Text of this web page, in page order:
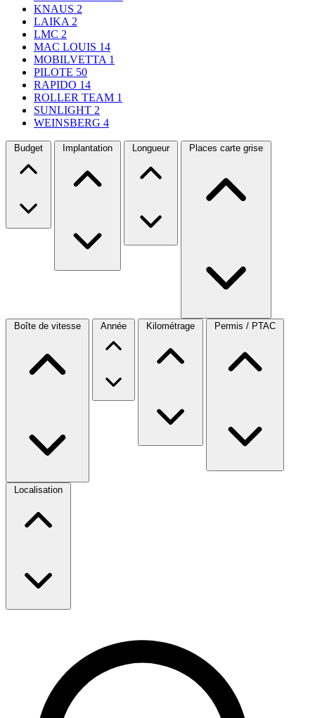
KNAUS 2
LAIKA 2
LMC 2
MAC LOUIS 14
MOBILVETTA 1
PILOTE 50
RAPIDO 14
ROLLER TEAM 1
SUNLIGHT 2
WEINSBERG 4
Budget Implantation Longueur Places carte grise
Boîte de vitesse Année Kilométrage Permis / PTAC
Localisation